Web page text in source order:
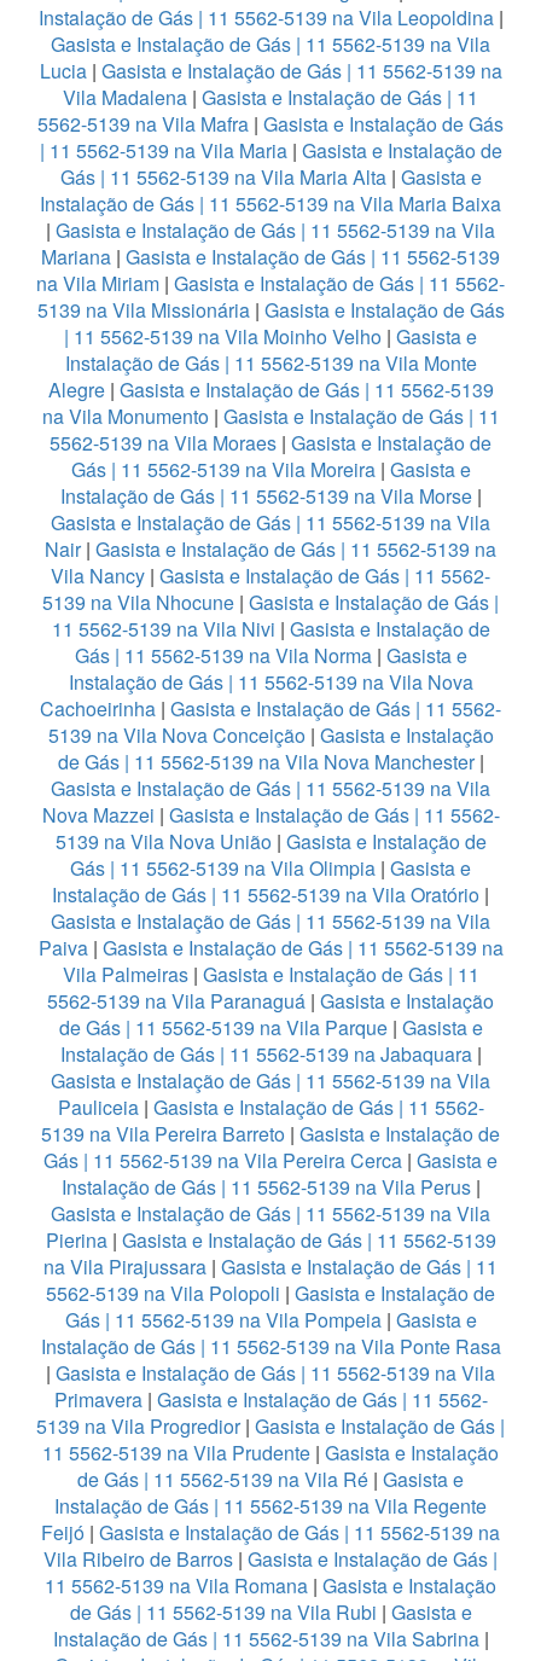
Instalação de Gás | 11 5562-5139 na Vila Leopoldina|
Gasista e Instalação de Gás | 11 5562-5139 na Vila
Lucia| Gasista e Instalação de Gás | 11 5562-5139 na
Vila Madalena | Gasista e Instalação de Gás | 11
5562-5139 na Vila Mafra | Gasista e Instalação de Gás
| 11 5562-5139 na Vila Maria| Gasista e Instalação de
Gás | 11 5562-5139 na Vila Maria Alta| Gasista e
Instalação de Gás | 11 5562-5139 na Vila Maria Baixa
| Gasista e Instalação de Gás | 11 5562-5139 na Vila
Mariana | Gasista e Instalação de Gás | 11 5562-5139
na Vila Miriam | Gasista e Instalação de Gás | 11 5562-
5139 na Vila Missionária| Gasista e Instalação de Gás
| 11 5562-5139 na Vila Moinho Velho | Gasista e
Instalação de Gás | 11 5562-5139 na Vila Monte
Alegre| Gasista e Instalação de Gás | 11 5562-5139
na Vila Monumento| Gasista e Instalação de Gás | 11
5562-5139 na Vila Moraes | Gasista e Instalação de
Gás | 11 5562-5139 na Vila Moreira| Gasista e
Instalação de Gás | 11 5562-5139 na Vila Morse|
Gasista e Instalação de Gás | 11 5562-5139 na Vila
Nair| Gasista e Instalação de Gás | 11 5562-5139 na
Vila Nancy | Gasista e Instalação de Gás | 11 5562-
5139 na Vila Nhocune | Gasista e Instalação de Gás |
11 5562-5139 na Vila Nivi | Gasista e Instalação de
Gás | 11 5562-5139 na Vila Norma| Gasista e
Instalação de Gás | 11 5562-5139 na Vila Nova
Cachoeirinha | Gasista e Instalação de Gás | 11 5562-
5139 na Vila Nova Conceição| Gasista e Instalação
de Gás | 11 5562-5139 na Vila Nova Manchester|
Gasista e Instalação de Gás | 11 5562-5139 na Vila
Nova Mazzei | Gasista e Instalação de Gás | 11 5562-
5139 na Vila Nova União| Gasista e Instalação de
Gás | 11 5562-5139 na Vila Olimpia | Gasista e
Instalação de Gás | 11 5562-5139 na Vila Oratório |
Gasista e Instalação de Gás | 11 5562-5139 na Vila
Paiva| Gasista e Instalação de Gás | 11 5562-5139 na
Vila Palmeiras| Gasista e Instalação de Gás | 11
5562-5139 na Vila Paranaguá | Gasista e Instalação
de Gás | 11 5562-5139 na Vila Parque| Gasista e
Instalação de Gás | 11 5562-5139 na Jabaquara|
Gasista e Instalação de Gás | 11 5562-5139 na Vila
Pauliceia| Gasista e Instalação de Gás | 11 5562-
5139 na Vila Pereira Barreto | Gasista e Instalação de
Gás | 11 5562-5139 na Vila Pereira Cerca | Gasista e
Instalação de Gás | 11 5562-5139 na Vila Perus|
Gasista e Instalação de Gás | 11 5562-5139 na Vila
Pierina| Gasista e Instalação de Gás | 11 5562-5139
na Vila Pirajussara | Gasista e Instalação de Gás | 11
5562-5139 na Vila Polopoli | Gasista e Instalação de
Gás | 11 5562-5139 na Vila Pompeia| Gasista e
Instalação de Gás | 11 5562-5139 na Vila Ponte Rasa
| Gasista e Instalação de Gás | 11 5562-5139 na Vila
Primavera| Gasista e Instalação de Gás | 11 5562-
5139 na Vila Progredior| Gasista e Instalação de Gás |
11 5562-5139 na Vila Prudente | Gasista e Instalação
de Gás | 11 5562-5139 na Vila Ré | Gasista e
Instalação de Gás | 11 5562-5139 na Vila Regente
Feijó | Gasista e Instalação de Gás | 11 5562-5139 na
Vila Ribeiro de Barros | Gasista e Instalação de Gás |
11 5562-5139 na Vila Romana | Gasista e Instalação
de Gás | 11 5562-5139 na Vila Rubi | Gasista e
Instalação de Gás | 11 5562-5139 na Vila Sabrina|